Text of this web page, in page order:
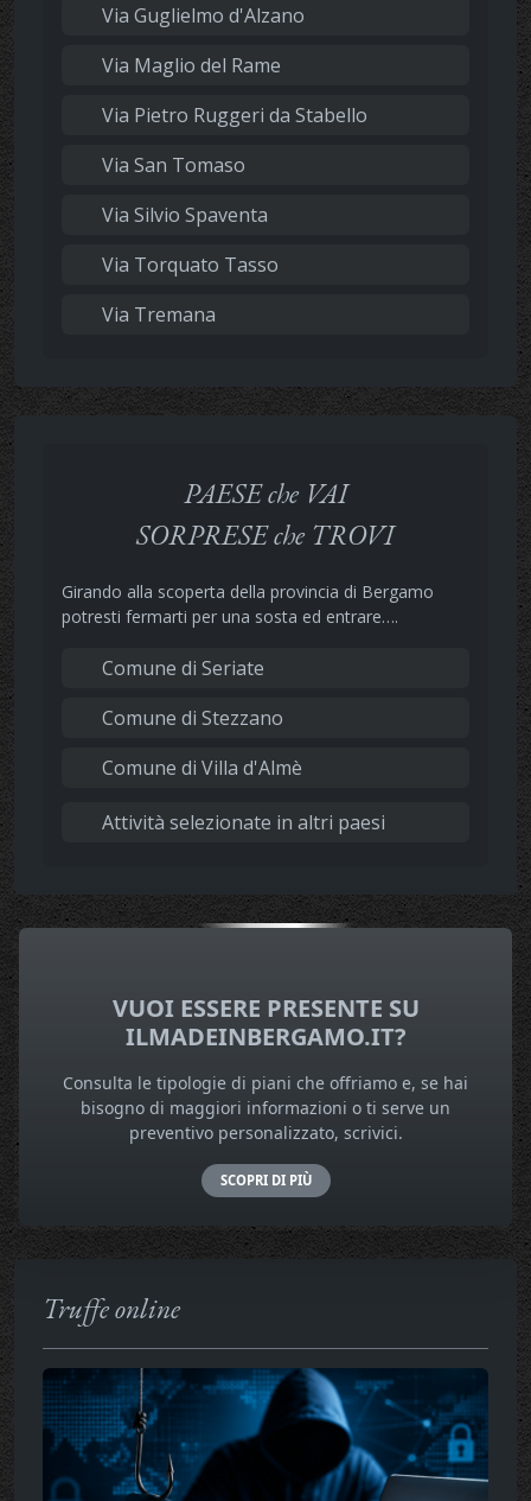
Via Guglielmo d'Alzano
Via Maglio del Rame
Via Pietro Ruggeri da Stabello
Via San Tomaso
Via Silvio Spaventa
Via Torquato Tasso
Via Tremana
PAESE che VAI
SORPRESE che TROVI
Girando alla scoperta della provincia di Bergamo
potresti fermarti per una sosta ed entrare….
Comune di Seriate
Comune di Stezzano
Comune di Villa d'Almè
Attività selezionate in altri paesi
VUOI ESSERE PRESENTE SU
ILMADEINBERGAMO.IT?
Consulta le tipologie di piani che offriamo e, se hai
bisogno di maggiori informazioni o ti serve un
preventivo personalizzato, scrivici.
SCOPRI DI PIÙ
Truffe online